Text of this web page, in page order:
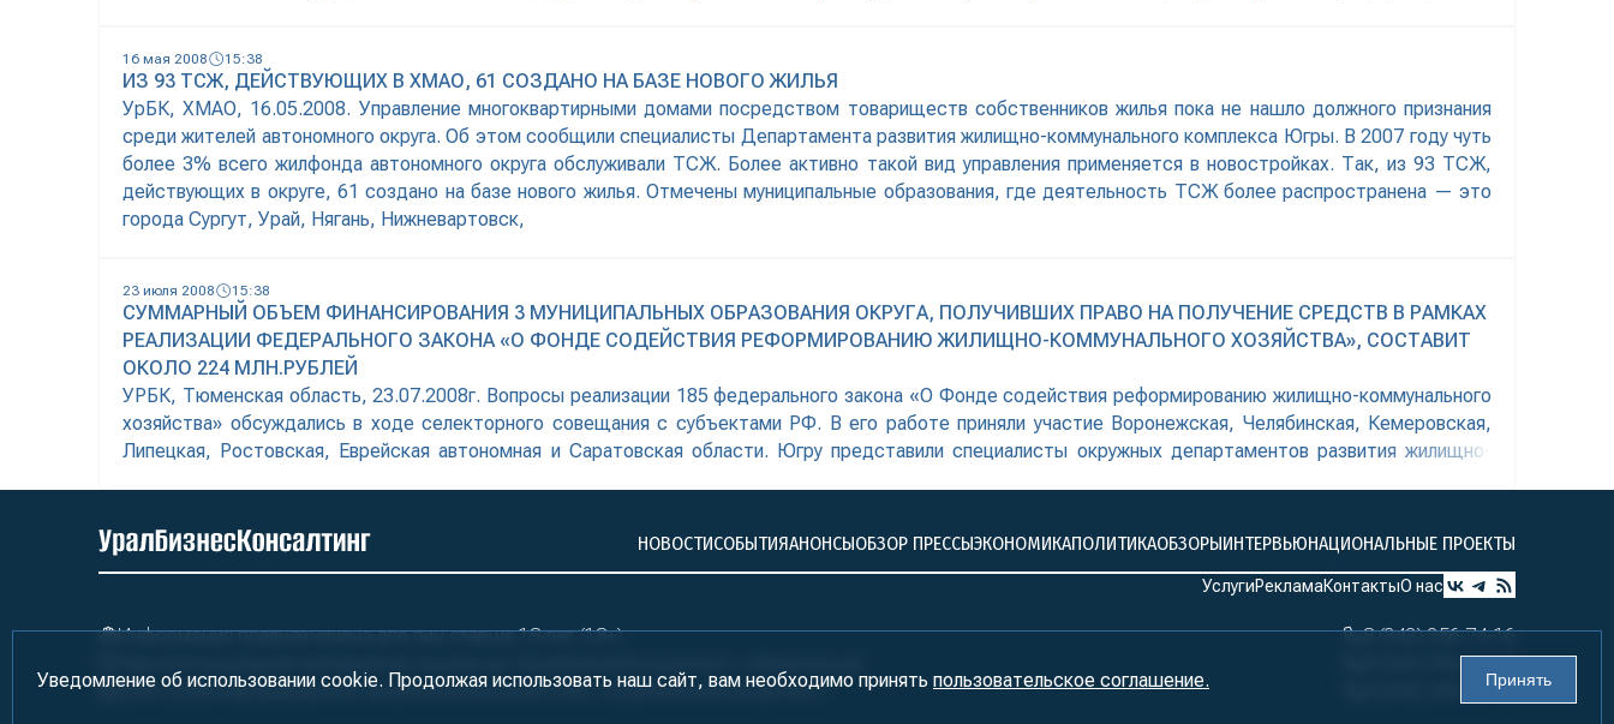
16 мая 2008 15:38
ИЗ 93 ТСЖ, ДЕЙСТВУЮЩИХ В ХМАО, 61 СОЗДАНО НА БАЗЕ НОВОГО ЖИЛЬЯ
УрБК, ХМАО, 16.05.2008. Управление многоквартирными домами посредством товариществ собственников жилья пока не нашло должного признания
среди жителей автономного округа. Об этом сообщили специалисты Департамента развития жилищно-коммунального комплекса Югры. В 2007 году чуть
более 3% всего жилфонда автономного округа обслуживали ТСЖ. Более активно такой вид управления применяется в новостройках. Так, из 93 ТСЖ,
действующих в округе, 61 создано на базе нового жилья. Отмечены муниципальные образования, где деятельность ТСЖ более распространена — это
города Сургут, Урай, Нягань, Нижневартовск,
23 июля 2008 15:38
СУММАРНЫЙ ОБЪЕМ ФИНАНСИРОВАНИЯ 3 МУНИЦИПАЛЬНЫХ ОБРАЗОВАНИЯ ОКРУГА, ПОЛУЧИВШИХ ПРАВО НА ПОЛУЧЕНИЕ СРЕДСТВ В РАМКАХ
РЕАЛИЗАЦИИ ФЕДЕРАЛЬНОГО ЗАКОНА «О ФОНДЕ СОДЕЙСТВИЯ РЕФОРМИРОВАНИЮ ЖИЛИЩНО-КОММУНАЛЬНОГО ХОЗЯЙСТВА», СОСТАВИТ
ОКОЛО 224 МЛН.РУБЛЕЙ
УРБК, Тюменская область, 23.07.2008г. Вопросы реализации 185 федерального закона «О Фонде содействия реформированию жилищно-коммунального
хозяйства» обсуждались в ходе селекторного совещания с субъектами РФ. В его работе приняли участие Воронежская, Челябинская, Кемеровская,
Липецкая, Ростовская, Еврейская автономная и Саратовская области. Югру представили специалисты окружных департаментов развития жилищно-
НОВОСТИСОБЫТИЯАНОНСЫОБЗОР ПРЕССЫЭКОНОМИКАПОЛИТИКАОБЗОРЫИНТЕРВЬЮНАЦИОНАЛЬНЫЕ ПРОЕКТЫ
УслугиРекламаКонтактыО нас
Информация предназначена для лиц старше 18 лет (18+)
2000-2026Информационно-аналитическое агентство «УралБизнесКонсалтинг»
8 (343) 356-74-16
8 (343) 356-74-17
8 (343) 356-74-18
Уведомление об использовании cookie. Продолжая использовать наш сайт, вам необходимо принять пользовательское соглашение. Принять